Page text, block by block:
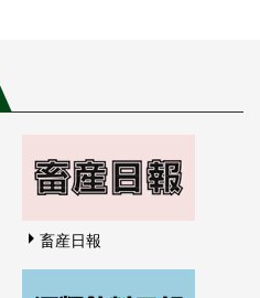
畜産日報